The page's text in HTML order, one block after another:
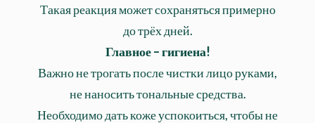
Такая реакция может сохраняться примерно
до трёх дней.
Главное – гигиена!
Важно не трогать после чистки лицо руками,
не наносить тональные средства.
Необходимо дать коже успокоиться, чтобы не